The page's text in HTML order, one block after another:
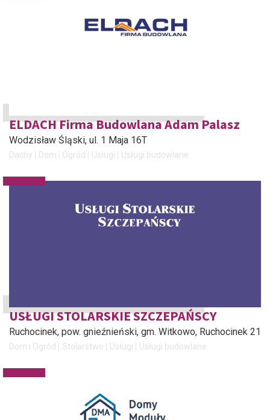
ELDACH Firma Budowlana Adam Palasz
Wodzisław Śląski, ul. 1 Maja 16T
Dachy Dom i Ogród Usługi Usługi budowlane
USŁUGI STOLARSKIE SZCZEPAŃSCY
Ruchocinek, pow. gnieźnieński, gm. Witkowo, Ruchocinek 21
Dom i Ogród Stolarstwo Usługi Usługi budowlane